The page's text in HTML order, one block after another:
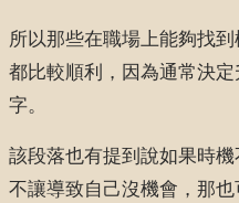
所以那些在職場上能夠找
都比較順利，因為通常決
字。
該段落也有提到說如果時
不讓導致自己沒機會，那